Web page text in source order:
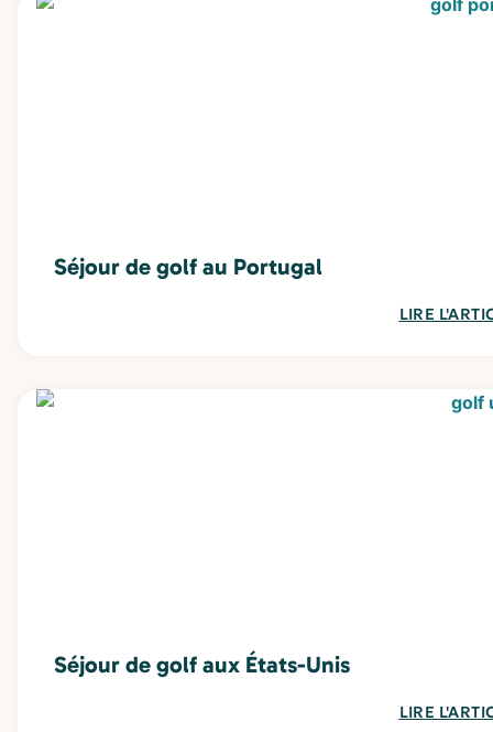
Séjour de golf au Portugal
LIRE
Séjour de golf aux États-Unis
LIRE